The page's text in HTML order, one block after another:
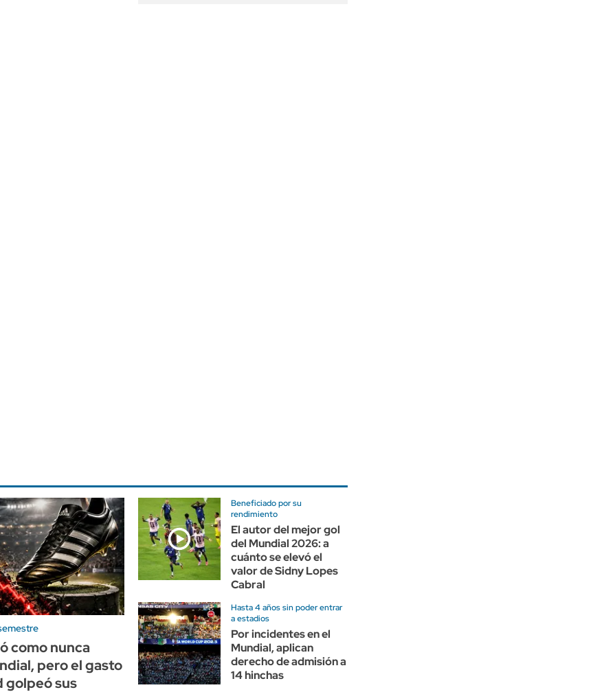
como nunca
pero el gasto
golpeó sus
Beneficiado por su
rendimiento
El autor del mejor gol
del Mundial 2026: a
cuánto se elevó el
valor de Sidny Lopes
Cabral
Hasta 4 años sin poder entrar
a estadios
Por incidentes en el
Mundial, aplican
derecho de admisión a
14 hinchas